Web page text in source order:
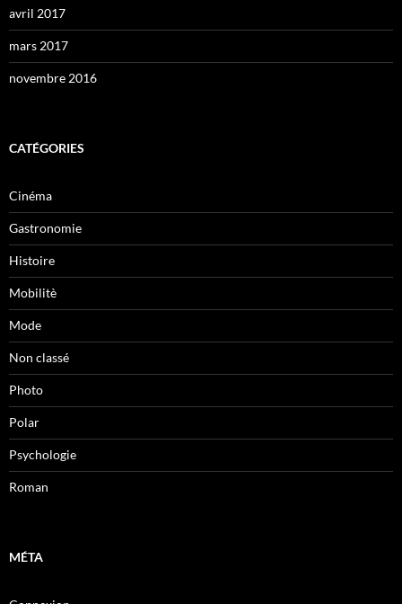
avril 2017
mars 2017
novembre 2016
CATÉGORIES
Cinéma
Gastronomie
Histoire
Mobilitè
Mode
Non classé
Photo
Polar
Psychologie
Roman
MÉTA